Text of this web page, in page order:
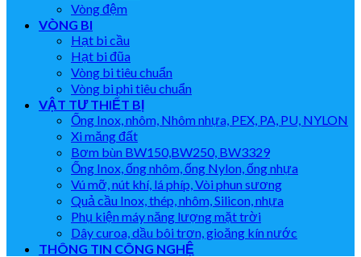
Vòng đệm
VÒNG BI
Hạt bi cầu
Hạt bi đũa
Vòng bi tiêu chuẩn
Vòng bi phi tiêu chuẩn
VẬT TƯ THIẾT BỊ
Ống Inox, nhôm, Nhôm nhựa, PEX, PA, PU, NYLON
Xi măng đất
Bơm bùn BW150,BW250, BW3329
Ống Inox, ống nhôm, ống Nylon, ống nhựa
Vú mỡ, nút khí, lá phíp, Vòi phun sương
Quả cầu Inox, thép, nhôm, Silicon, nhựa
Phụ kiện máy năng lượng mặt trời
Dây curoa, dầu bôi trơn, gioăng kín nước
THÔNG TIN CÔNG NGHỆ